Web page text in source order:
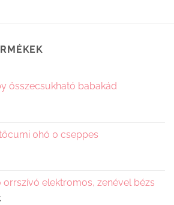
összecsukható babakád
0hó 0 cseppes
orrszívó elektromos, zenével bézs